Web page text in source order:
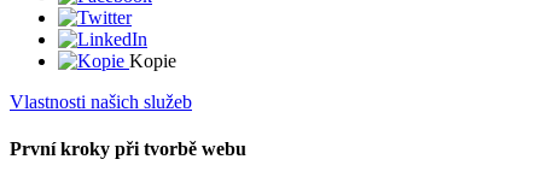
Kopie
Vlastnosti našich služeb
První kroky při tvorbě webu